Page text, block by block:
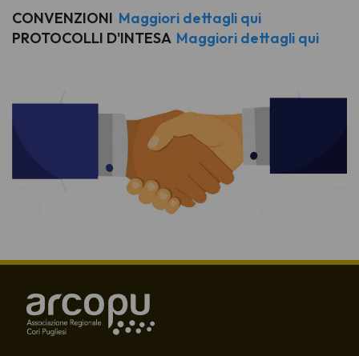
CONVENZIONI Maggiori dettagli qui
PROTOCOLLI D'INTESA Maggiori dettagli qui